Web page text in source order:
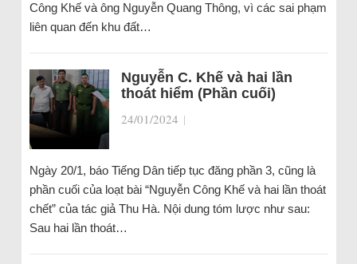
Công Khế và ông Nguyễn Quang Thông, vì các sai phạm
liên quan đến khu đất…
Nguyễn C. Khế và hai lần
thoát hiểm (Phần cuối)
24/01/2024 |
Ngày 20/1, báo Tiếng Dân tiếp tục đăng phần 3, cũng là
phần cuối của loạt bài “Nguyễn Công Khế và hai lần thoát
chết” của tác giả Thu Hà. Nội dung tóm lược như sau:
Sau hai lần thoát…